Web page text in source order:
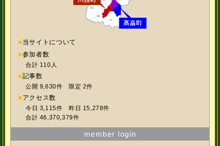
■ 当サイトについて
■参加者数
合計 110人
■記事数
公開 9,630件 限定 2件
■ アクセス数
今日 3,115件 昨日 15,278件
合計 46,370,379件
member login